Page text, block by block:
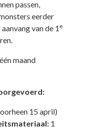
passen,
eerder
van de 1 e
maand
15 april)
1